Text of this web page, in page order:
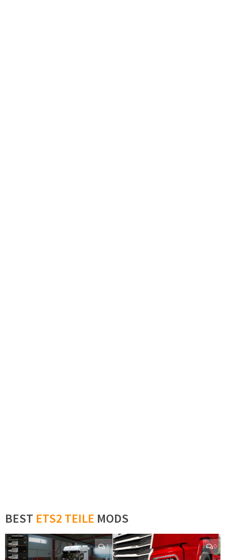
BEST ETS2 TEILE MODS
1 0